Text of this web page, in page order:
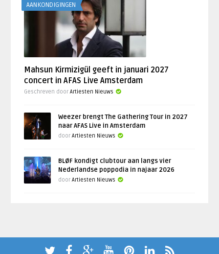
AANKONDIGINGEN
Mahsun Kirmizigül geeft in januari 2027
concert in AFAS Live Amsterdam
Geschreven doorArtiesten Nieuws
Weezer brengt The Gathering Tour in 2027
naar AFAS Live in Amsterdam
doorArtiesten Nieuws
BLØF kondigt clubtour aan langs vier
Nederlandse poppodia in najaar 2026
doorArtiesten Nieuws